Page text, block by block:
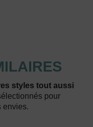
styles tout aussi
pour
envies.